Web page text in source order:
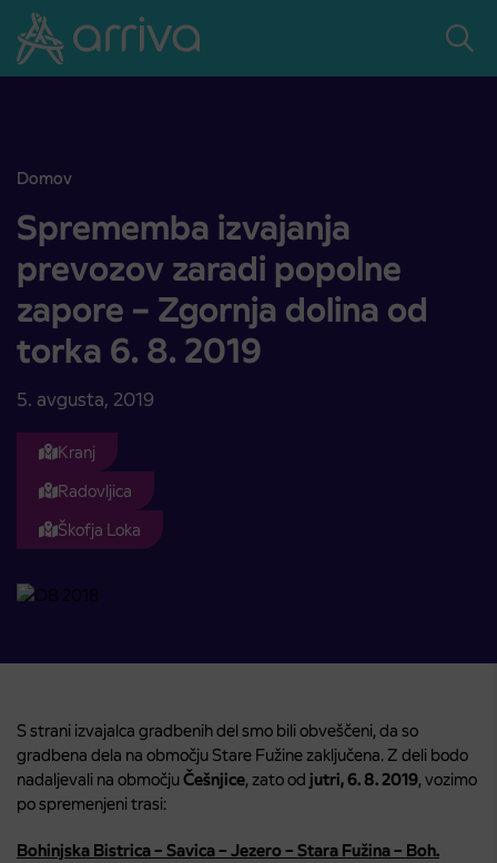
Skoči na vsebino
Domov
Sprememba izvajanja prevozov zaradi popolne zapore – Zgornja
Sprememba izvajanja
prevozov zaradi popolne
zapore – Zgornja dolina od
torka 6. 8. 2019
5. avgusta, 2019
Kranj
Radovljica
Škofja Loka
S strani izvajalca gradbenih del smo bili obveščeni, da so
gradbena dela na območju Stare Fužine zaključena. Z deli bodo
nadaljevali na območju Češnjice, zato od jutri, 6. 8. 2019, vozimo
po spremenjeni trasi:
Bohinjska Bistrica – Savica – Jezero – Stara Fužina – Boh.